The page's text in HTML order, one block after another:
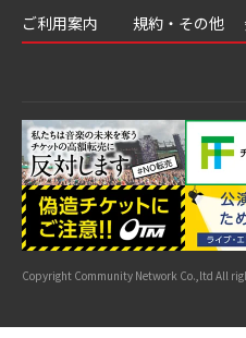
ご利用案内
結果
よくあるご質問
はじめてガイド
公演中止・変更
サイトマップ
規約・その他
利用規約
特商法に基づく
表示
カスタマーハラ
スメントへの対
応指針
Copyright Community Network Co.,ltd All